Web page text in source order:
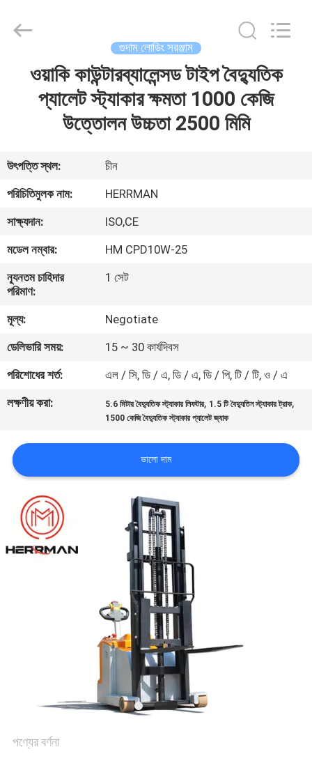
আমাদের
সম্পর্কে
কারখানা
ভ্রমণ
নিয়ন্ত্রণ
যোগাযোগ
করুন
খবর
জন্য
আবেদন
Rights
গুদাম লোডিং সরঞ্জাম
ওয়াকি কাউন্টারব্যালেন্সড টাইপ বৈদ্যুতিক
প্যালেট স্ট্যাকার ক্ষমতা 1000 কেজি
উত্তোলন উচ্চতা 2500 মিমি
উৎপত্তি স্থল:
চীন
পরিচিতিমুলক নাম:
HERRMAN
সাক্ষ্যদান:
ISO,CE
মডেল নম্বার:
HM CPD10W-25
ন্যূনতম চাহিদার
পরিমাণ:
1 সেট
মূল্য:
Negotiate
ডেলিভারি সময়:
15 ~ 30 কার্যদিবস
পরিশোধের শর্ত:
এল / সি, ডি / এ, ডি / এ, ডি / পি, টি / টি, ও / এ
লক্ষণীয় করা:
5.6 মিটার বৈদ্যুতিক স্ট্যাকার লিফটার, 1.5 টি বৈদ্যুতিন স্ট্যাকার ট্রাক,
1500 কেজি বৈদ্যুতিক স্ট্যাকার প্যালেট জ্যাক
ভালো দাম
পণ্যের বর্ণনা